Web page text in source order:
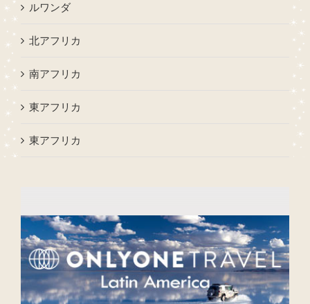
ルワンダ
北アフリカ
南アフリカ
東アフリカ
東アフリカ